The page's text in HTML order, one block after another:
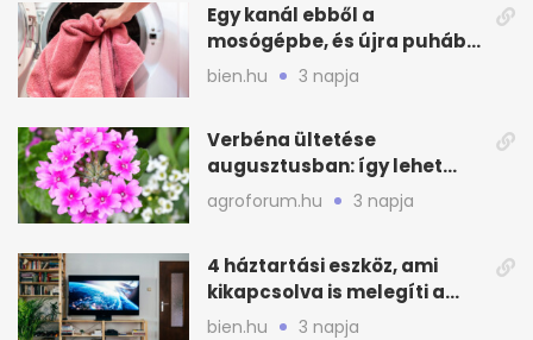
Egy kanál ebből a
mosógépbe, és újra puhább
lesz a törölköző
bien.hu 3 napja
Verbéna ültetése
augusztusban: így lehet
még idén virágos a kert
agroforum.hu 3 napja
4 háztartási eszköz, ami
kikapcsolva is melegíti a
lakást
bien.hu 3 napja